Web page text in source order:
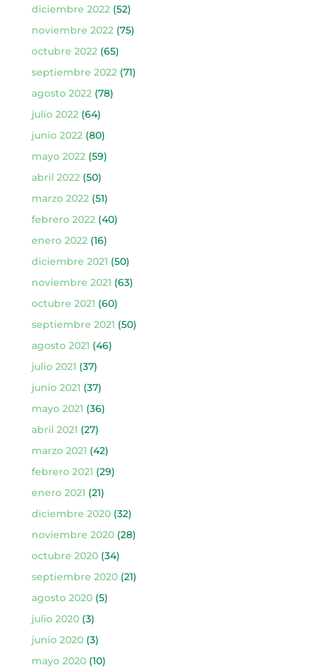
diciembre 2022 (52)
noviembre 2022 (75)
octubre 2022 (65)
septiembre 2022 (71)
agosto 2022 (78)
julio 2022 (64)
junio 2022 (80)
mayo 2022 (59)
abril 2022 (50)
marzo 2022 (51)
febrero 2022 (40)
enero 2022 (16)
diciembre 2021 (50)
noviembre 2021 (63)
octubre 2021 (60)
septiembre 2021 (50)
agosto 2021 (46)
julio 2021 (37)
junio 2021 (37)
mayo 2021 (36)
abril 2021 (27)
marzo 2021 (42)
febrero 2021 (29)
enero 2021 (21)
diciembre 2020(32)
noviembre 2020(28)
octubre 2020(34)
septiembre 2020(21)
agosto 2020(5)
julio 2020(3)
junio 2020(3)
mayo 2020(10)